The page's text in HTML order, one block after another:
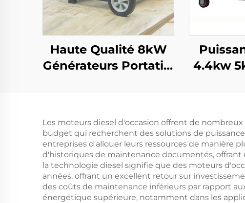
Haute Qualité 8kW
Générateurs Portatifs
Courant Alternatif
Mono-Phase Moteur
Structure Interne en
Vente
4.4kw
Les moteurs diesel d'occasion offrent de
budget qui recherchent des solutions de
entreprises d'allouer leurs ressources de manière
d'historiques de maintenance documentés,
la technologie diesel signifie que des moteurs
années, offrant un excellent retour sur
des coûts de maintenance inférieurs par rapport
énergétique supérieure, notamment dans les